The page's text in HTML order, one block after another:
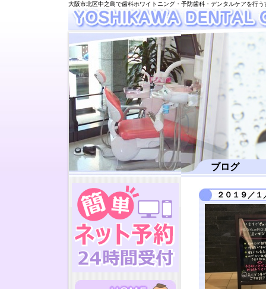
大阪市北区中之島で歯科ホワイトニング・予防歯科・デンタルケアを行
ブログ
２０１９／１